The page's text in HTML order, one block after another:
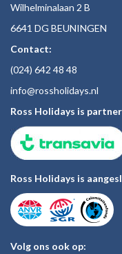
Wilhelminalaan 2 B
6641 DG BEUNINGEN
Contact:
(024) 642 48 48
info@rossholidays.nl
Ross Holidays is
Ross Holidays is
Volg ons ook op: